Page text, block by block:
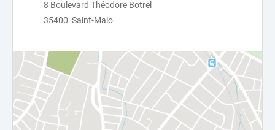
8 Boulevard Théodore Botrel
35400 Saint-Malo